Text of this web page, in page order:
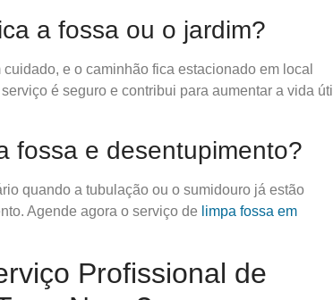
a fossa ou o jardim?
e o caminhão fica estacionado em local
é seguro e contribui para aumentar a vida útil
fossa e desentupimento?
quando a tubulação ou o sumidouro já estão
Agende agora o serviço de limpa fossa em
Profissional de